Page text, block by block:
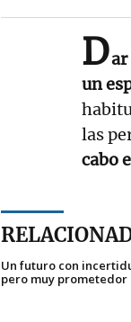
Dar
un
las
cabo
Un futuro con
pero muy prometedor